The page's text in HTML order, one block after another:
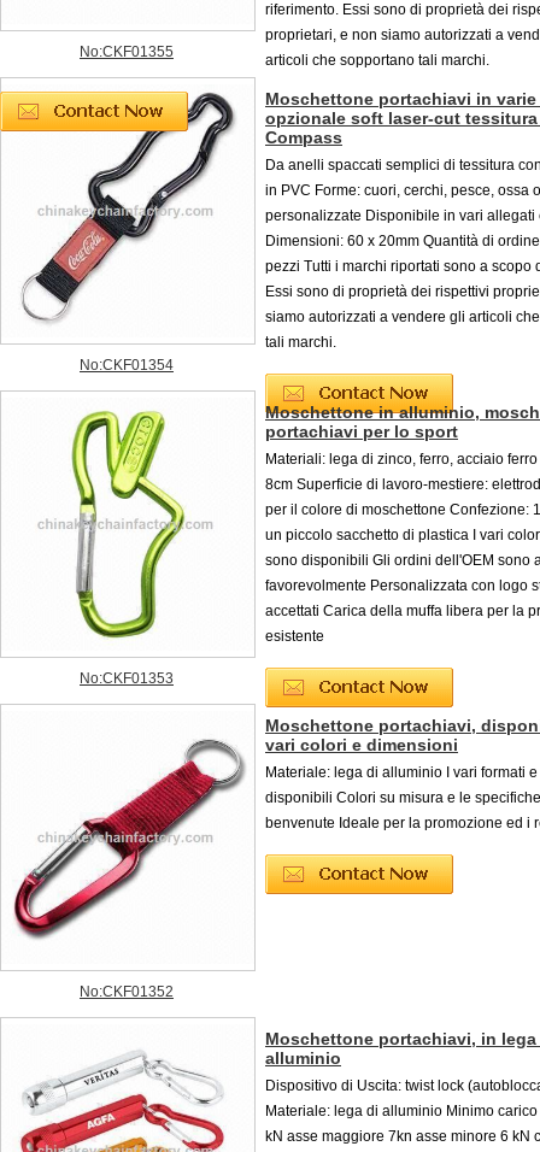
No:CKF01355
riferimento. Essi sono di proprietà dei
proprietari, e non siamo autorizzati a
articoli che sopportano tali marchi.
No:CKF01354
Moschettone portachiavi in
opzionale soft laser-cut tessitura
Compass
Da anelli spaccati semplici di tessitura
in PVC Forme: cuori, cerchi, pesce, ossa o
personalizzate Disponibile in vari allegati
Dimensioni: 60 x 20mm Quantità di
pezzi Tutti i marchi riportati sono a scopo
Essi sono di proprietà dei rispettivi
siamo autorizzati a vendere gli articoli
tali marchi.
No:CKF01353
Moschettone in alluminio,
portachiavi per lo sport
Materiali: lega di zinco, ferro, acciaio
8cm Superficie di lavoro-mestiere:
per il colore di moschettone Confezione:
un piccolo sacchetto di plastica I vari
sono disponibili Gli ordini dell'OEM sono
favorevolmente Personalizzata con logo
accettati Carica della muffa libera per la
esistente
No:CKF01352
Moschettone portachiavi,
vari colori e dimensioni
Materiale: lega di alluminio I vari formati
disponibili Colori su misura e le
benvenute Ideale per la promozione ed i
Moschettone portachiavi, in
alluminio
Dispositivo di Uscita: twist lock
Materiale: lega di alluminio Minimo
kN asse maggiore 7kn asse minore 6 kN